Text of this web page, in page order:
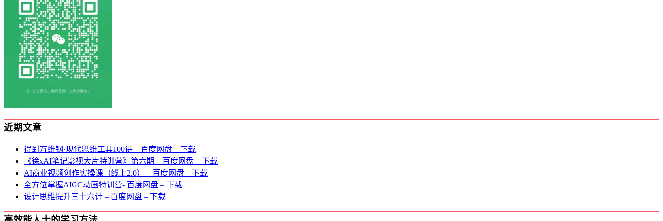
近期文章
得到万维钢·现代思维⼯具100讲 – 百度网盘 – 下载
《徐xAI笔记影视大片特训营》第六期 – 百度网盘 – 下载
AI商业视频创作实操课（线上2.0） – 百度网盘 – 下载
全方位掌握AIGC动画特训营- 百度网盘 – 下载
设计思维提升三十六计 – 百度网盘 – 下载